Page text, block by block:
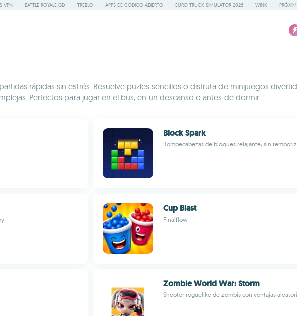
VPN BATTLE ROYALE GD TREBLO APPS DE CÓDIGO ABIERTO EURO TRUCK SIMULATOR 2026 WINK
rápidas sin estrés. Resuelve puzles sencillos o disfruta de minijuegos
Perfectos para jugar en el bus, en un descanso o antes de dormir.
Block Spark
Rompecabezas de bloques relajante, sin
Cup Blast
Finalflow
Zombie World War: Storm
Shooter roguelike de zombis con ventajas